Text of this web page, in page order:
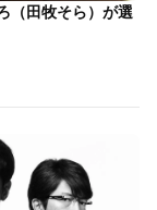
（田牧そら）が選